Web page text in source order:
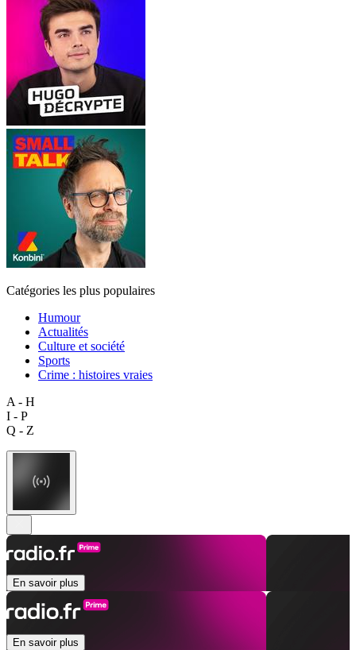
Catégories les plus populaires
Humour
Actualités
Culture et société
Sports
Crime : histoires vraies
A - H
I - P
Q - Z
En savoir plus
En savoir plus